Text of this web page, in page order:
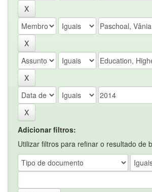
Adicionar filtros:
Utilizar filtros para refinar o resultado de